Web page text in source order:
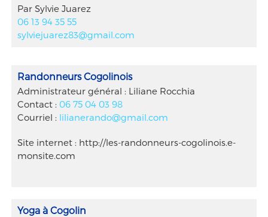
Par Sylvie Juarez
06 13 94 35 55
sylviejuarez83@gmail.com
Randonneurs Cogolinois
Administrateur général : Liliane Rocchia
Contact : 06 75 04 03 98
Courriel : lilianerando@gmail.com
Site internet : http://les-randonneurs-cogolinois.e-
monsite.com
Yoga à Cogolin